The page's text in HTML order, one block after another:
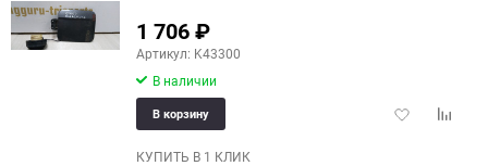
1 706₽
Артикул: K43300
В наличии
Добавить
В корзину
КУПИТЬ В 1 КЛИК